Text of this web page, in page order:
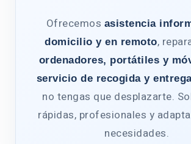
Ofrecemos asistencia
domicilio y en remoto,
ordenadores, portátiles y
servicio de recogida y
no tengas que desplazarte.
rápidas, profesionales y
necesidades.